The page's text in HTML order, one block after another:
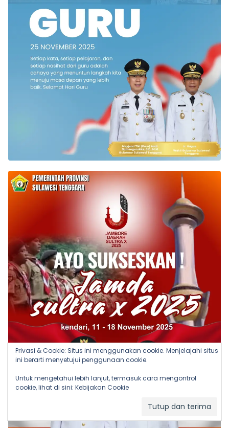
Privasi & Cookie: Situs ini menggunakan cookie. Menjelajahi situs
ini berarti menyetujui penggunaan cookie.
Untuk mengetahui lebih lanjut, termasuk cara mengontrol
cookie, lihat di sini: Kebijakan Cookie